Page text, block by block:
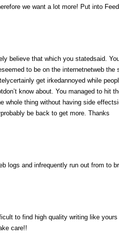
we want a lot more! Put into
believe that which you statedsaid.
to be on the internetnetweb
get irkedannoyed while
know about. You managed to hit
whole thing without having side
be back to get more. Thanks
logs and infrequently run out from to
to find high quality writing like
care!!